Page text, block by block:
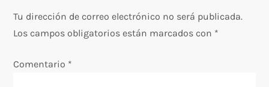
g
a
c
Tu dirección de correo electrónico no será publicada.
Los campos obligatorios están marcados con *
Comentario *